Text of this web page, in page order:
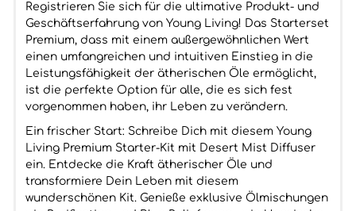
Registrieren Sie sich für die ultimative Produkt- und
Geschäftserfahrung von Young Living! Das Starterset
Premium, dass mit einem außergewöhnlichen Wert
einen umfangreichen und intuitiven Einstieg in die
Leistungsfähigkeit der ätherischen Öle ermöglicht,
ist die perfekte Option für alle, die es sich fest
vorgenommen haben, ihr Leben zu verändern.
Ein frischer Start: Schreibe Dich mit diesem Young
Living Premium Starter-Kit mit Desert Mist Diffuser
ein. Entdecke die Kraft ätherischer Öle und
transformiere Dein Leben mit diesem
wunderschönen Kit. Genieße exklusive Ölmischungen